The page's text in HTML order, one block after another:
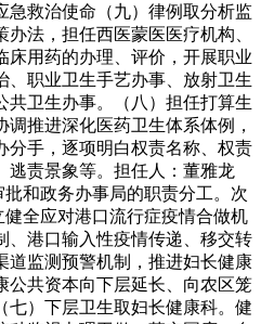
急救治使命（九）律例取分析监
法，担任西医蒙医医疗机构、
床用药的办理、评价，开展职业
、职业卫生手艺办事、放射卫生
共卫生办事。（八）担任打算生
推进深化医药卫生体系体例，
分手，逐项明白权责名称、权责
逃责景象等。担任人：董雅龙
和政务办事局的职责分工。次
全应对港口流行症疫情合做机
、港口输入性疫情传递、移交转
道监测预警机制，推进妇长健康
公共资本向下层延长、向农区笼
七）下层卫生取妇长健康科。健